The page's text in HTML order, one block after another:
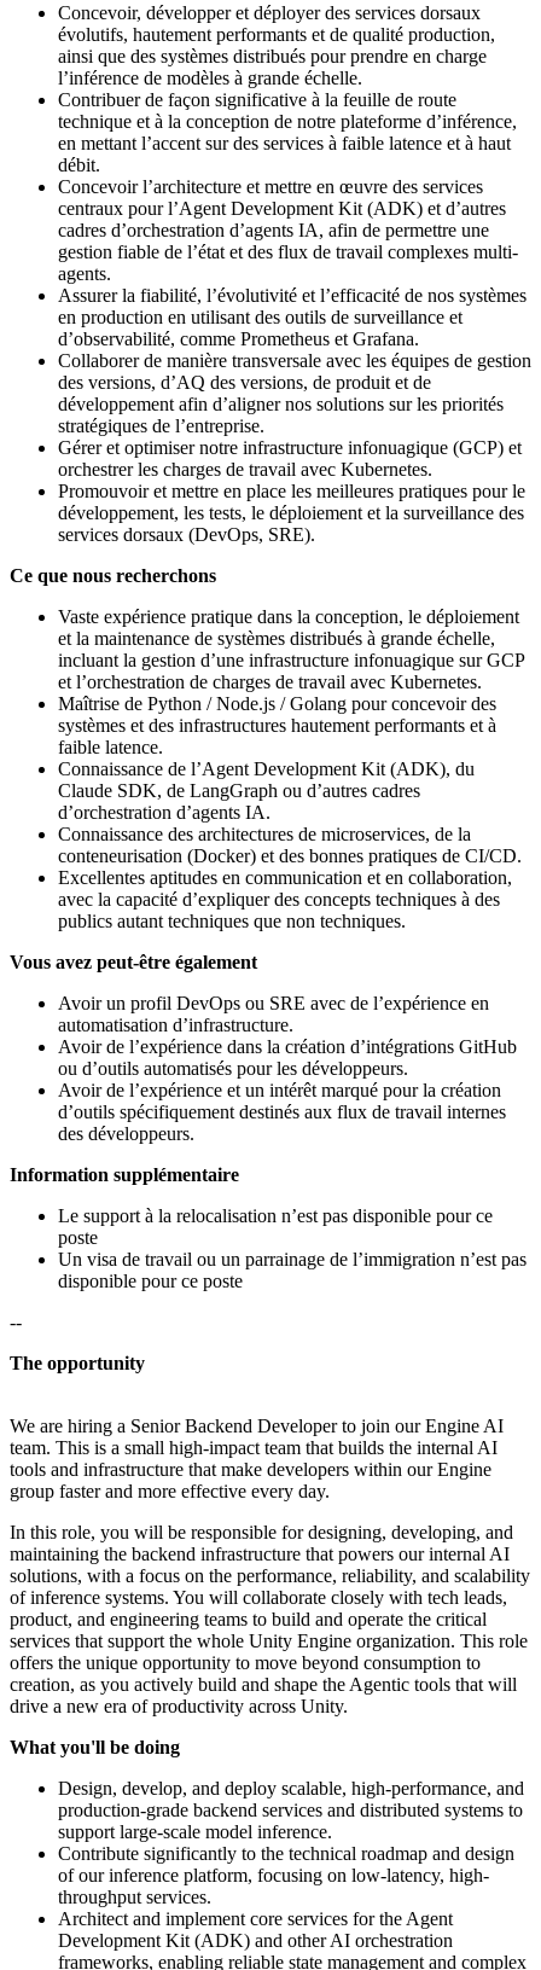
Concevoir, développer et déployer des services dorsaux
évolutifs, hautement performants et de qualité production,
ainsi que des systèmes distribués pour prendre en charge
l’inférence de modèles à grande échelle.
Contribuer de façon significative à la feuille de route
technique et à la conception de notre plateforme d’inférence,
en mettant l’accent sur des services à faible latence et à haut
débit.
Concevoir l’architecture et mettre en œuvre des services
centraux pour l’Agent Development Kit (ADK) et d’autres
cadres d’orchestration d’agents IA, afin de permettre une
gestion fiable de l’état et des flux de travail complexes multi-
agents.
Assurer la fiabilité, l’évolutivité et l’efficacité de nos systèmes
en production en utilisant des outils de surveillance et
d’observabilité, comme Prometheus et Grafana.
Collaborer de manière transversale avec les équipes de gestion
des versions, d’AQ des versions, de produit et de
développement afin d’aligner nos solutions sur les priorités
stratégiques de l’entreprise.
Gérer et optimiser notre infrastructure infonuagique (GCP) et
orchestrer les charges de travail avec Kubernetes.
Promouvoir et mettre en place les meilleures pratiques pour le
développement, les tests, le déploiement et la surveillance des
services dorsaux (DevOps, SRE).
Ce que nous recherchons
Vaste expérience pratique dans la conception, le déploiement
et la maintenance de systèmes distribués à grande échelle,
incluant la gestion d’une infrastructure infonuagique sur GCP
et l’orchestration de charges de travail avec Kubernetes.
Maîtrise de Python / Node.js / Golang pour concevoir des
systèmes et des infrastructures hautement performants et à
faible latence.
Connaissance de l’Agent Development Kit (ADK), du
Claude SDK, de LangGraph ou d’autres cadres
d’orchestration d’agents IA.
Connaissance des architectures de microservices, de la
conteneurisation (Docker) et des bonnes pratiques de CI/CD.
Excellentes aptitudes en communication et en collaboration,
avec la capacité d’expliquer des concepts techniques à des
publics autant techniques que non techniques.
Vous avez peut-être également
Avoir un profil DevOps ou SRE avec de l’expérience en
automatisation d’infrastructure.
Avoir de l’expérience dans la création d’intégrations GitHub
ou d’outils automatisés pour les développeurs.
Avoir de l’expérience et un intérêt marqué pour la création
d’outils spécifiquement destinés aux flux de travail internes
des développeurs.
Information supplémentaire
Le support à la relocalisation n’est pas disponible pour ce
poste
Un visa de travail ou un parrainage de l’immigration n’est pas
disponible pour ce poste
--
The opportunity
We are hiring a Senior Backend Developer to join our Engine AI
team. This is a small high-impact team that builds the internal AI
tools and infrastructure that make developers within our Engine
group faster and more effective every day.
In this role, you will be responsible for designing, developing, and
maintaining the backend infrastructure that powers our internal AI
solutions, with a focus on the performance, reliability, and scalability
of inference systems. You will collaborate closely with tech leads,
product, and engineering teams to build and operate the critical
services that support the whole Unity Engine organization. This role
offers the unique opportunity to move beyond consumption to
creation, as you actively build and shape the Agentic tools that will
drive a new era of productivity across Unity.
What you'll be doing
Design, develop, and deploy scalable, high-performance, and
production-grade backend services and distributed systems to
support large-scale model inference.
Contribute significantly to the technical roadmap and design
of our inference platform, focusing on low-latency, high-
throughput services.
Architect and implement core services for the Agent
Development Kit (ADK) and other AI orchestration
frameworks, enabling reliable state management and complex